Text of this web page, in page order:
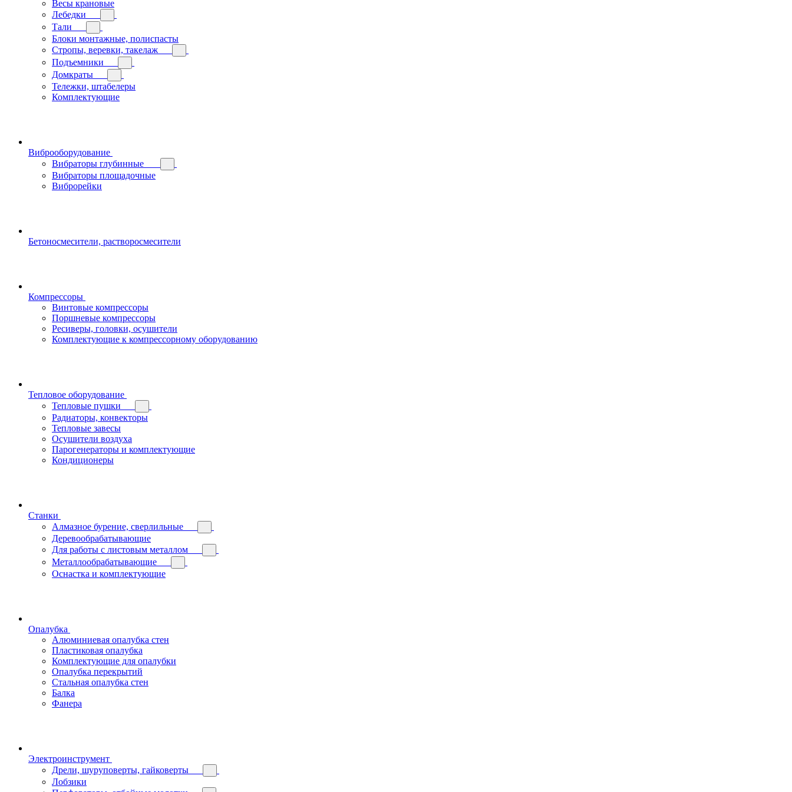
Весы крановые
Лебедки
Тали
Блоки монтажные, полиспасты
Стропы, веревки, такелаж
Подъемники
Домкраты
Тележки, штабелеры
Комплектующие
Виброоборудование
Вибраторы глубинные
Вибраторы площадочные
Виброрейки
Бетоносмесители, растворосмесители
Компрессоры
Винтовые компрессоры
Поршневые компрессоры
Ресиверы, головки, осушители
Комплектующие к компрессорному оборудованию
Тепловое оборудование
Тепловые пушки
Радиаторы, конвекторы
Тепловые завесы
Осушители воздуха
Парогенераторы и комплектующие
Кондиционеры
Станки
Алмазное бурение, сверлильные
Деревообрабатывающие
Для работы с листовым металлом
Металлообрабатывающие
Оснастка и комплектующие
Опалубка
Алюминиевая опалубка стен
Пластиковая опалубка
Комплектующие для опалубки
Опалубка перекрытий
Стальная опалубка стен
Балка
Фанера
Электроинструмент
Дрели, шуруповерты, гайковерты
Лобзики